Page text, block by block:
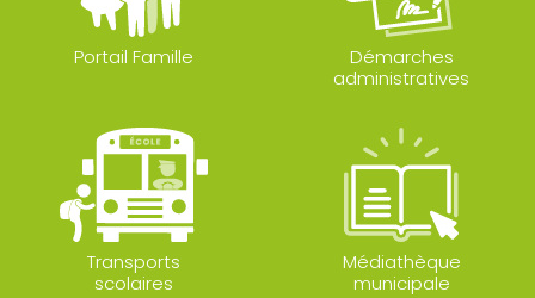
Portail Famille
Démarches
administratives
Transports
scolaires
Médiathèque
municipale